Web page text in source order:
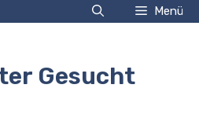
Menü
Gesucht